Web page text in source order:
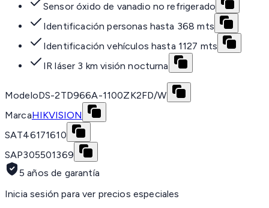
Sensor óxido de vanadio no refrigerado
Identificación personas hasta 368 mts
Identificación vehículos hasta 1127 mts
IR láser 3 km visión nocturna
ModeloDS-2TD966A-1100ZK2FD/W
MarcaHIKVISION
SAT46171610
SAP305501369
5 años de garantía
Inicia sesión para ver precios especiales